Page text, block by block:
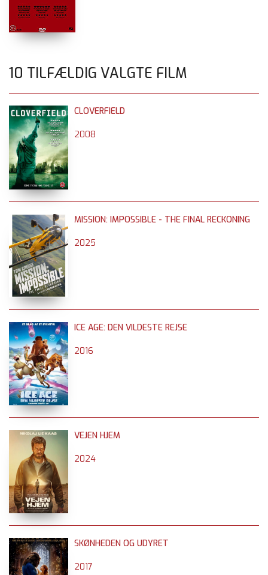
10 TILFÆLDIG VALGTE FILM
CLOVERFIELD
2008
MISSION: IMPOSSIBLE - THE FINAL RECKONING
2025
ICE AGE: DEN VILDESTE REJSE
2016
VEJEN HJEM
2024
SKØNHEDEN OG UDYRET
2017